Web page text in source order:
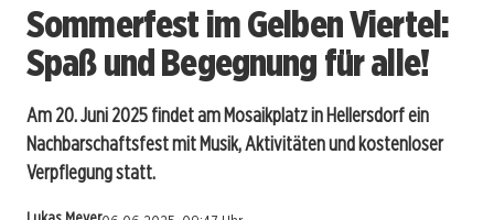
Sommerfest im Gelben Viertel:
Spaß und Begegnung für alle!
Am 20. Juni 2025 findet am Mosaikplatz in Hellersdorf ein
Nachbarschaftsfest mit Musik, Aktivitäten und kostenloser
Verpflegung statt.